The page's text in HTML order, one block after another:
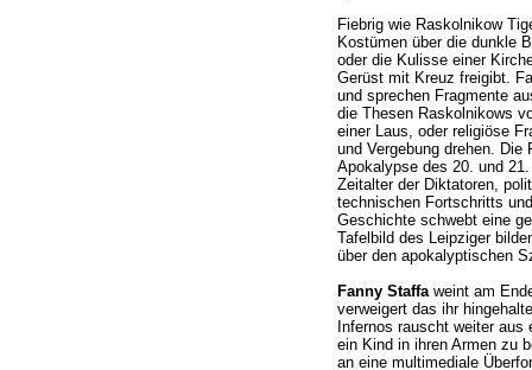
Fiebrig wie Raskolnikow
Kostümen über die dunkle
oder die Kulisse einer
Gerüst mit Kreuz freigibt.
und sprechen Fragmente
die Thesen Raskolnikows
einer Laus, oder religiöse
und Vergebung drehen.
Apokalypse des 20. und
Zeitalter der Diktatoren,
technischen Fortschritts
Geschichte schwebt eine
Tafelbild des Leipziger
über den apokalyptischen
Fanny Staffaweint am
verweigert das ihr
Infernos rauscht weiter
ein Kind in ihren Armen zu
an eine multimediale